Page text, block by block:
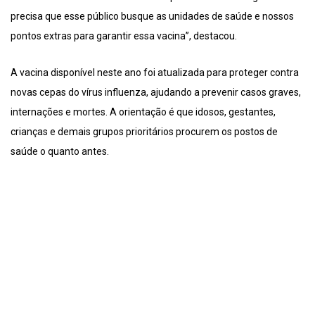
precisa que esse público busque as unidades de saúde e nossos
pontos extras para garantir essa vacina”, destacou.
A vacina disponível neste ano foi atualizada para proteger contra
novas cepas do vírus influenza, ajudando a prevenir casos graves,
internações e mortes. A orientação é que idosos, gestantes,
crianças e demais grupos prioritários procurem os postos de
saúde o quanto antes.